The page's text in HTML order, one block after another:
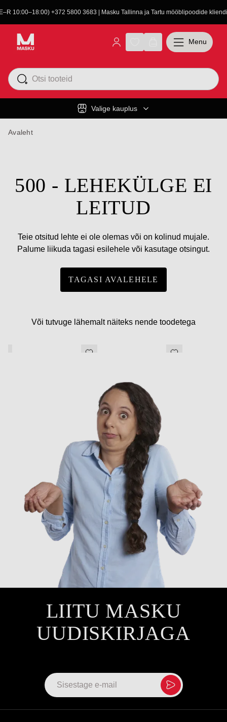
10:00–18:00) +372 5800 3683 | Masku Tallinna ja Tartu mööblipoodide
Valige kauplus
Menu
Avaleht
500 - LEHEKÜLGE EI
LEITUD
Teie otsitud lehte ei ole olemas või on kolinud mujale.
Palume liikuda tagasi esilehele või kasutage otsingut.
TAGASI AVALEHELE
Või tutvuge lähemalt näiteks nende toodetega
LIITU MASKU
UUDISKIRJAGA